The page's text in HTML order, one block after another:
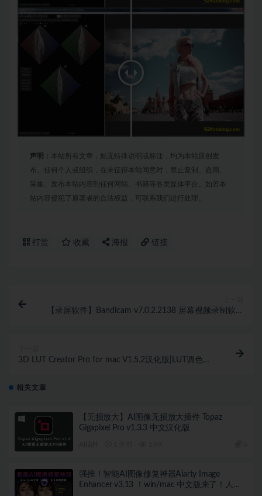
声明： 本站所有文章，如无特殊说明或标注，均为本站原创发
布。任何个人或组织，在未征得本站同意时，禁止复制、盗用、
采集、发布本站内容到任何网站、书籍等各类媒体平台。如若本
站内容侵犯了原著者的合法权益，可联系我们进行处理。
打赏 收藏 海报 链接
【录屏软件】Bandicam v7.0.2.2138 屏幕视频录制软件
3D LUT Creator Pro for mac V1.5.2汉化版|LUT调色神
相关文章
【无损放大】AI图像无损放大插件 Topaz
Gigapixel Pro v1.3.3 中文汉化版
强推！智能AI图像修复神器Aiarty Image
Enhancer v3.13 ！win/mac 中文版来了！人脸